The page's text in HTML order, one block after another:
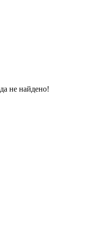
не найдено!